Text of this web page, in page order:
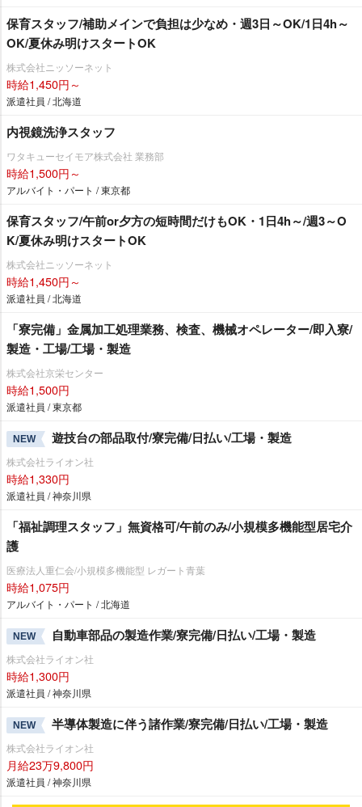
保育スタッフ/補助メインで負担は少なめ・週3日～OK/1日4h～
OK/夏休み明けスタートOK
株式会社ニッソーネット
時給1,450円～
派遣社員 / 北海道
内視鏡洗浄スタッフ
ワタキューセイモア株式会社 業務部
時給1,500円～
アルバイト・パート / 東京都
保育スタッフ/午前or夕方の短時間だけもOK・1日4h～/週3～O
K/夏休み明けスタートOK
株式会社ニッソーネット
時給1,450円～
派遣社員 / 北海道
「寮完備」金属加工処理業務、検査、機械オペレーター/即入寮/
製造・工場/工場・製造
株式会社京栄センター
時給1,500円
派遣社員 / 東京都
NEW 遊技台の部品取付/寮完備/日払い/工場・製造
株式会社ライオン社
時給1,330円
派遣社員 / 神奈川県
「福祉調理スタッフ」無資格可/午前のみ/小規模多機能型居宅介
護
医療法人重仁会/小規模多機能型 レガート青葉
時給1,075円
アルバイト・パート / 北海道
NEW 自動車部品の製造作業/寮完備/日払い/工場・製造
株式会社ライオン社
時給1,300円
派遣社員 / 神奈川県
NEW 半導体製造に伴う諸作業/寮完備/日払い/工場・製造
株式会社ライオン社
月給23万9,800円
派遣社員 / 神奈川県